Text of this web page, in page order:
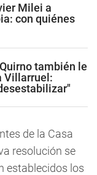
Milei a
con quiénes
también le
Villarruel:
de la Casa
resolución se
establecidos los